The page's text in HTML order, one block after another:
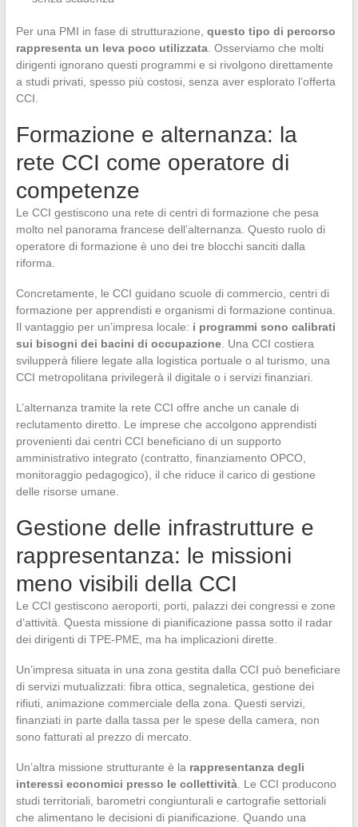
Per una PMI in fase di strutturazione, questo tipo di percorso
rappresenta un leva poco utilizzata. Osserviamo che molti
dirigenti ignorano questi programmi e si rivolgono direttamente
a studi privati, spesso più costosi, senza aver esplorato l’offerta
CCI.
Formazione e alternanza: la
rete CCI come operatore di
competenze
Le CCI gestiscono una rete di centri di formazione che pesa
molto nel panorama francese dell’alternanza. Questo ruolo di
operatore di formazione è uno dei tre blocchi sanciti dalla
riforma.
Concretamente, le CCI guidano scuole di commercio, centri di
formazione per apprendisti e organismi di formazione continua.
Il vantaggio per un’impresa locale: i programmi sono calibrati
sui bisogni dei bacini di occupazione. Una CCI costiera
svilupperà filiere legate alla logistica portuale o al turismo, una
CCI metropolitana privilegerà il digitale o i servizi finanziari.
L’alternanza tramite la rete CCI offre anche un canale di
reclutamento diretto. Le imprese che accolgono apprendisti
provenienti dai centri CCI beneficiano di un supporto
amministrativo integrato (contratto, finanziamento OPCO,
monitoraggio pedagogico), il che riduce il carico di gestione
delle risorse umane.
Gestione delle infrastrutture e
rappresentanza: le missioni
meno visibili della CCI
Le CCI gestiscono aeroporti, porti, palazzi dei congressi e zone
d’attività. Questa missione di pianificazione passa sotto il radar
dei dirigenti di TPE-PME, ma ha implicazioni dirette.
Un’impresa situata in una zona gestita dalla CCI può beneficiare
di servizi mutualizzati: fibra ottica, segnaletica, gestione dei
rifiuti, animazione commerciale della zona. Questi servizi,
finanziati in parte dalla tassa per le spese della camera, non
sono fatturati al prezzo di mercato.
Un’altra missione strutturante è la rappresentanza degli
interessi economici presso le collettività. Le CCI producono
studi territoriali, barometri congiunturali e cartografie settoriali
che alimentano le decisioni di pianificazione. Quando una